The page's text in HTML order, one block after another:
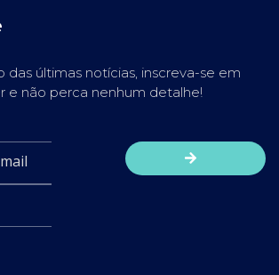
das últimas notícias, inscreva-se em
e não perca nenhum detalhe!